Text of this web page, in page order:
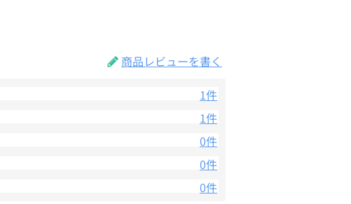
商品レビューを書く
1件
1件
0件
0件
0件